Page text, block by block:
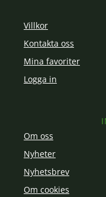
Villkor
Kontakta oss
Mina favoriter
Logga in
Om oss
Nyheter
Nyhetsbrev
Om cookies